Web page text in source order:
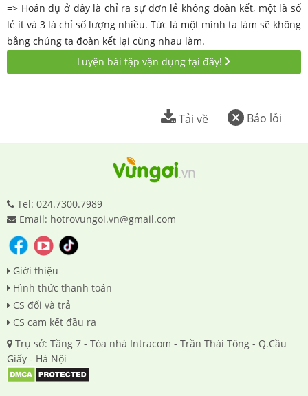
=> Hoán dụ ở đây là chỉ ra sự đơn lẻ không đoàn kết, một là số
lẻ ít và 3 là chỉ số lượng nhiều. Tức là một mình ta làm sẽ không
bằng chúng ta đoàn kết lại cùng nhau làm.
Luyện bài tập vận dụng tại đây!
Báo lỗi
Tải về
Tel: 024.7300.7989
Email: hotrovungoi.vn@gmail.com
Giới thiệu
Hình thức thanh toán
CS đổi và trả
CS cam kết đầu ra
Trụ sở: Tầng 7 - Tòa nhà Intracom - Trần Thái Tông - Q.Cầu
Giấy - Hà Nội